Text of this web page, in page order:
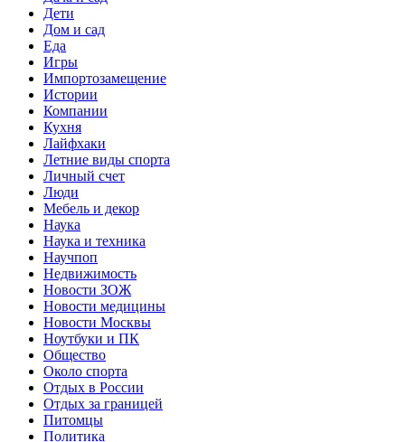
Дети
Дом и сад
Еда
Игры
Импортозамещение
Истории
Компании
Кухня
Лайфхаки
Летние виды спорта
Личный счет
Люди
Мебель и декор
Наука
Наука и техника
Научпоп
Недвижимость
Новости ЗОЖ
Новости медицины
Новости Москвы
Ноутбуки и ПК
Общество
Около спорта
Отдых в России
Отдых за границей
Питомцы
Политика